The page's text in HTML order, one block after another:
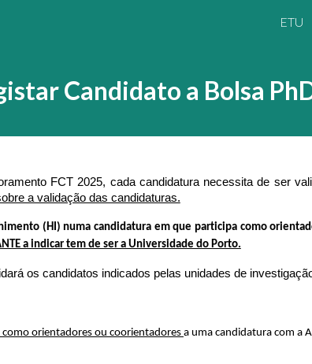
ETU
Candidato a Bolsa
FCT 2025, cada candidatura necessita de ser
a validação das candidaturas.
(HI) numa candidatura em que participa como
a indicar tem de ser a Universidade do Porto.
os candidatos indicados pelas unidades de
como orientadores ou coorientadoresa uma candidatura com a